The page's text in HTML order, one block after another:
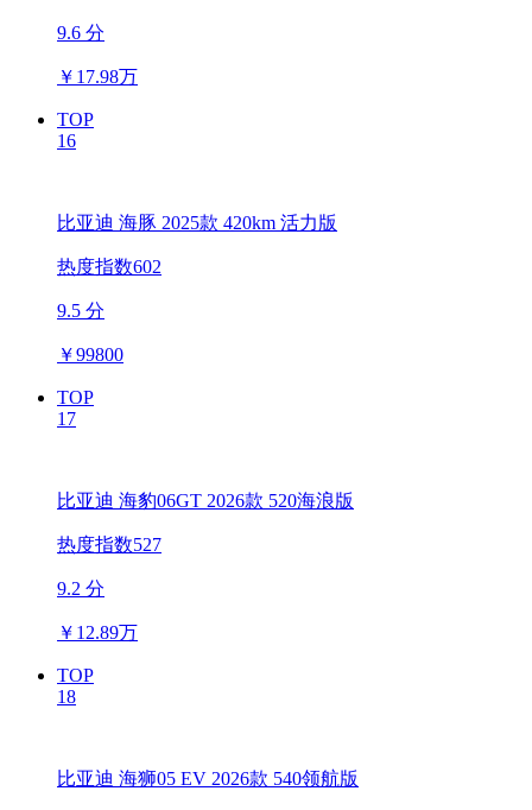
9.6 分
￥ 17.98万
TOP
16
比亚迪 海豚 2025款 420km 活力版
热度指数602
9.5 分
￥99800
TOP
17
比亚迪 海豹06GT 2026款 520海浪版
热度指数527
9.2 分
￥ 12.89万
TOP
18
比亚迪 海狮05 EV 2026款 540领航版